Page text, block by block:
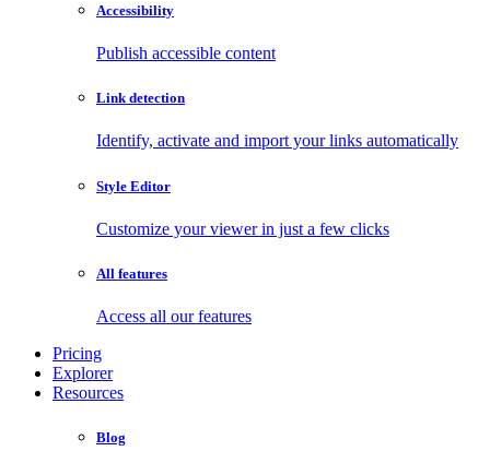
Accessibility
Publish accessible content
Link detection
Identify, activate and import your links automatically
Style Editor
Customize your viewer in just a few clicks
All features
Access all our features
Pricing
Explorer
Resources
Blog